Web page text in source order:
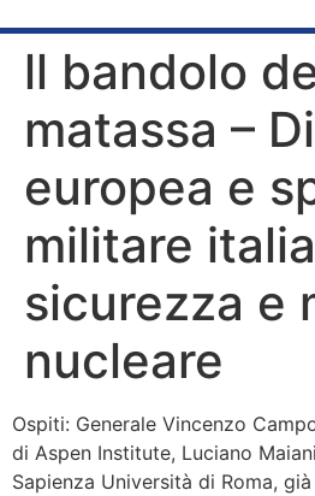
ll bandolo
matassa –
europea e
militare
sicurezza e
nucleare
Ospiti: Generale Vincenzo
di Aspen Institute, Luciano
Sapienza Università di Roma,